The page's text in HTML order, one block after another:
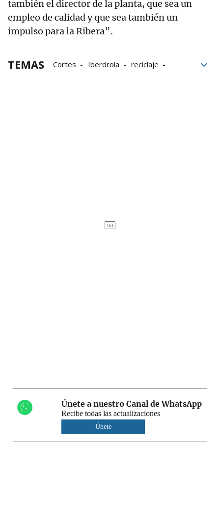
también el director de la planta, que sea un
empleo de calidad y que sea también un
impulso para la Ribera”.
TEMAS Cortes Iberdrola
reciclaje
Únete a nuestro Canal de WhatsApp
Recibe todas las actualizaciones
Únete